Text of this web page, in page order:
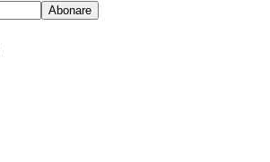
Abonare